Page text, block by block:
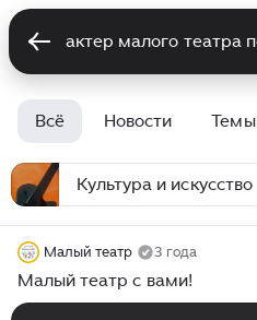
Всё Новости Темы
Культура и искусство
Малый театр 3 года
Малый театр с вами!